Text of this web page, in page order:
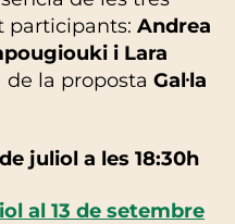
participants: Andrea
i Lara
de la proposta Gal·la
juliol a les 18:30h
al 13 de setembre